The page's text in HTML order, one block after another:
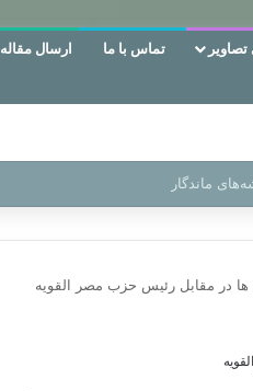
تماس با ما ارسال مقاله
در مقابل رئیس حزب مصر القویه